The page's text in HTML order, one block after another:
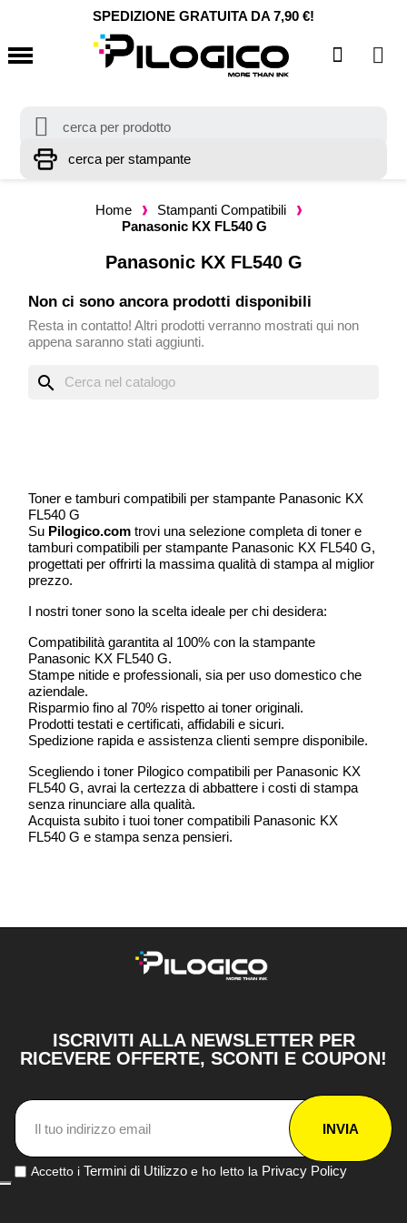
SPEDIZIONE GRATUITA DA 7,90 €!
Home
Stampanti Compatibili
Panasonic KX FL540 G
Panasonic KX FL540 G
Non ci sono ancora prodotti disponibili
Resta in contatto! Altri prodotti verranno mostrati qui non
appena saranno stati aggiunti.
search
Toner e tamburi compatibili per stampante Panasonic KX
FL540 G
Su Pilogico.com trovi una selezione completa di toner e
tamburi compatibili per stampante Panasonic KX FL540 G,
progettati per offrirti la massima qualità di stampa al miglior
prezzo.
I nostri toner sono la scelta ideale per chi desidera:
Compatibilità garantita al 100% con la stampante
Panasonic KX FL540 G.
Stampe nitide e professionali, sia per uso domestico che
aziendale.
Risparmio fino al 70% rispetto ai toner originali.
Prodotti testati e certificati, affidabili e sicuri.
Spedizione rapida e assistenza clienti sempre disponibile.
Scegliendo i toner Pilogico compatibili per Panasonic KX
FL540 G, avrai la certezza di abbattere i costi di stampa
senza rinunciare alla qualità.
Acquista subito i tuoi toner compatibili Panasonic KX
FL540 G e stampa senza pensieri.
ISCRIVITI ALLA NEWSLETTER PER
RICEVERE OFFERTE, SCONTI E COUPON!
INVIA
Accetto i Termini di Utilizzo e ho letto la Privacy Policy